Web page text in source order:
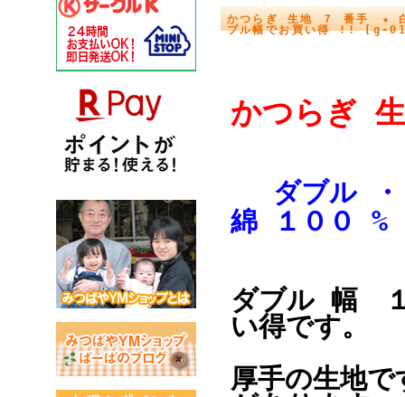
かつらぎ 生地 ７ 番手 ★
ブル幅でお買い得 !! [g-
かつら
ダブル
綿 １００ %
ダブル 幅
い得です。
厚手の生地